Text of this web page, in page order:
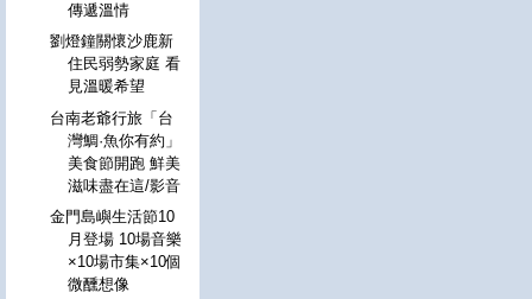
傳遞溫情
劉燈鐘關懷沙鹿新
住民弱勢家庭 看
見溫暖希望
台南老爺行旅「台
灣鯛·魚你有約」
美食節開跑 鮮美
滋味盡在這/影音
金門島嶼生活節10
月登場 10場音樂
×10場市集×10個
微醺想像